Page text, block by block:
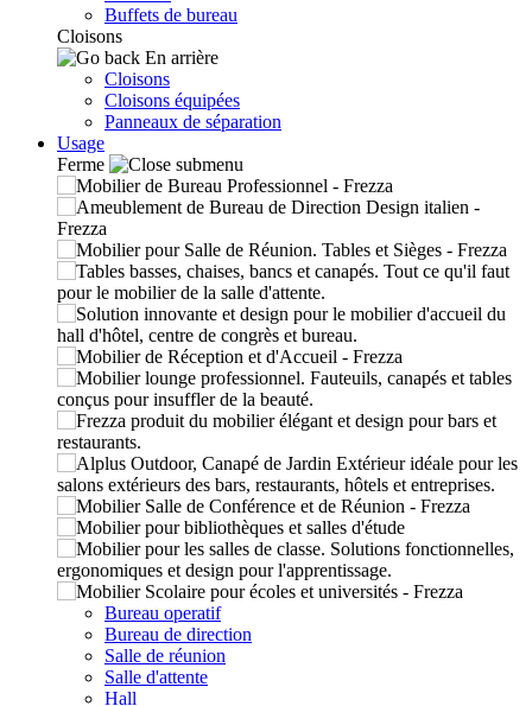
Buffets de bureau
Cloisons
En arrière
Cloisons
Cloisons équipées
Panneaux de séparation
Usage
Ferme
Bureau operatif
Bureau de direction
Salle de réunion
Salle d'attente
Hall